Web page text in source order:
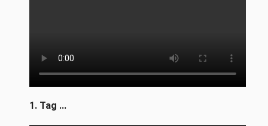
1. Tag ...